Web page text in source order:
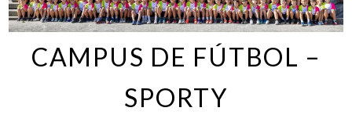
CAMPUS DE FÚTBOL –
SPORTY